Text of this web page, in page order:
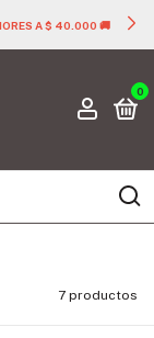
A $ 40.000 🚚
0
7 productos